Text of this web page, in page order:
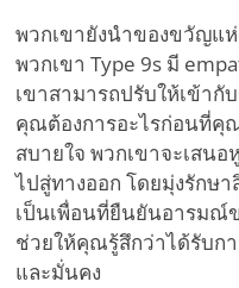
พวกเขายังนำของขวัญแ
พวกเขา Type 9s มี
เขาสามารถปรับให้เข้า
คุณต้องการอะไรก่อนที่
สบายใจ พวกเขาจะเสน
ไปสู่ทางออก โดยมุ่งรักษา
เป็นเพื่อนที่ยืนยันอารมณ์
ช่วยให้คุณรู้สึกว่าได้รับก
และมั่นคง